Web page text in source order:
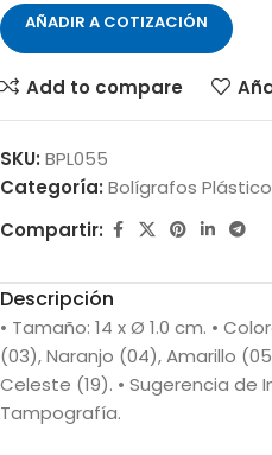
AÑADIR A COTIZACIÓN
Add to compare
SKU: BPL055
Categoría: Bolígrafos
Compartir:
Descripción
• Tamaño: 14 x Ø 1.0 cm. •
(03), Naranjo (04), Amarillo
Celeste (19). • Sugerencia de
Tampografía.